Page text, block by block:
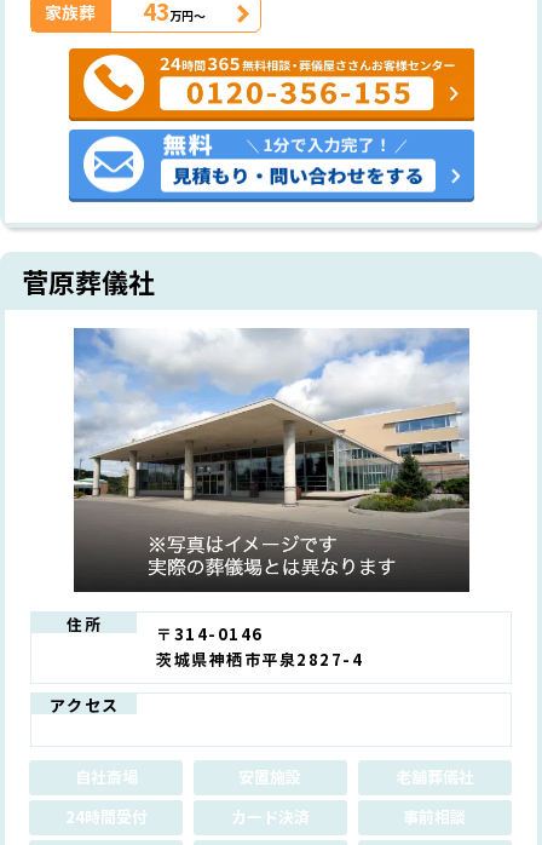
家族葬 43万円～
菅原葬儀社
住所
〒314-0146
茨城県神栖市平泉2827-4
アクセス
自社斎場 安置施設
老舗葬儀社
24時間受付
カード決済
事前相談